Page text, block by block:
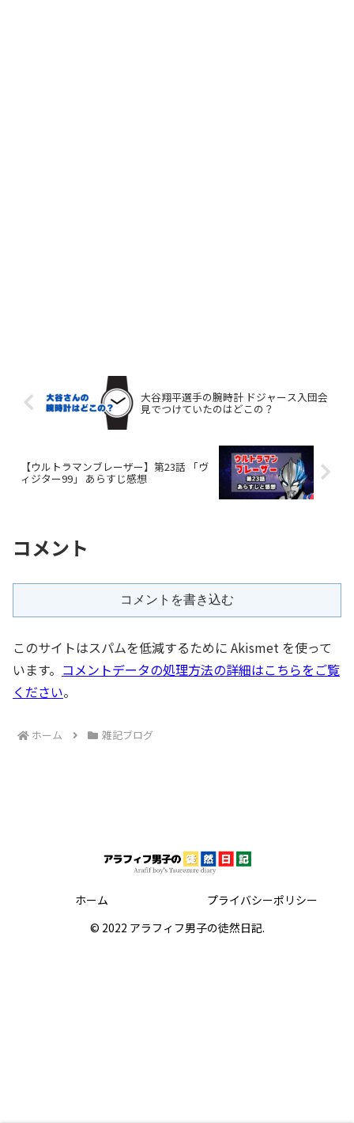
大谷翔平選手の腕時計 ドジャース入団会
見でつけていたのはどこの？
【ウルトラマンブレーザー】第23話 「ヴ
ィジター99」 あらすじ感想
コメント
コメントを書き込む
このサイトはスパムを低減するために Akismet を使って
います。 コメントデータの処理方法の詳細はこちらをご覧
ください。
ホーム 雑記ブログ
ホーム
プライバシーポリシー
© 2022 アラフィフ男子の徒然日記.